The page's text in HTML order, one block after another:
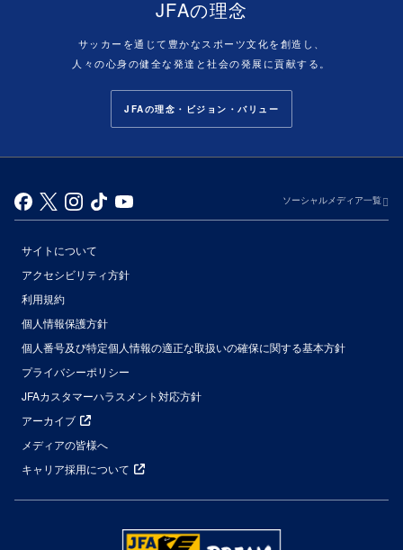
JFAの理念
サッカーを通じて豊かなスポーツ文化を創造し、
人々の心身の健全な発達と社会の発展に貢献する。
JFAの理念・ビジョン・バリュー
ソーシャルメディア一覧
サイトについて
アクセシビリティ方針
利用規約
個人情報保護方針
個人番号及び特定個人情報の適正な取扱いの確保に関する基本方針
プライバシーポリシー
JFAカスタマーハラスメント対応方針
アーカイブ
メディアの皆様へ
キャリア採用について